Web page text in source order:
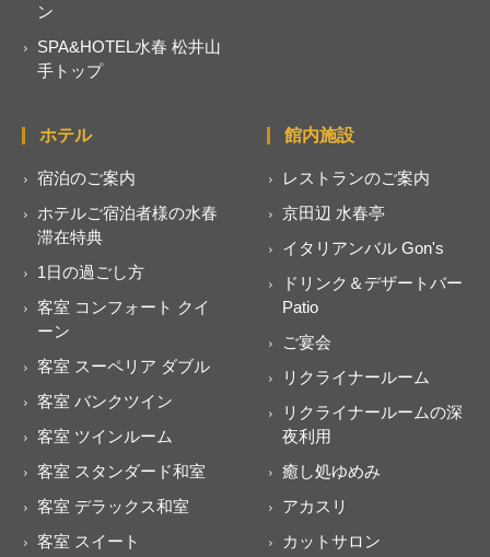
ン
SPA&HOTEL水春 松井山
手トップ
ホテル
宿泊のご案内
ホテルご宿泊者様の水春
滞在特典
1日の過ごし方
客室 コンフォート クイ
ーン
客室 スーペリア ダブル
客室 バンクツイン
客室 ツインルーム
客室 スタンダード和室
客室 デラックス和室
客室 スイート
館内施設
レストランのご案内
京田辺 水春亭
イタリアンバル Gon's
ドリンク＆デザートバー
Patio
ご宴会
リクライナールーム
リクライナールームの深
夜利用
癒し処ゆめみ
アカスリ
カットサロン